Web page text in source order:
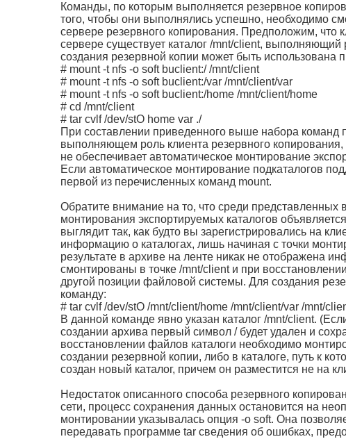
Команды, по которым выполняется резервное
того, чтобы они выполнялись успешно, необходимо
сервере резервного копирования. Предположим, что
сервере существует каталог /mnt/client,
создания резервной копии может быть использована
# mount -t nfs -о soft buclient:/ /mnt/client
# mount -t nfs -o soft buclient:/var /mnt/client/var
# mount -t nfs -o soft buclient:/home /mnt/client/home
# cd /mnt/client
# tar cvlf /dev/stO home var ./
При составлении приведенного выше набора команд
выполняющем роль клиента резервного копирования,
не обеспечивает автоматическое монтирование
Если автоматическое монтирование подкаталогов
первой из перечисленных команд mount.
Обратите внимание на то, что среди
монтирования экспортируемых каталогов
выглядит так, как будто вы зарегистрировались на
информацию о каталогах, лишь начиная с точки
результате в архиве на ленте никак не отображена
смонтированы в точке /mnt/client и при
другой позиции файловой системы. Для создания
команду:
# tar cvlf /dev/stO /mnt/client/home /mnt/client/var /mnt/
В данной команде явно указан каталог /mnt/client.
создании архива первый символ / будет удален и
восстановлении файлов каталоги необходимо
создании резервной копии, либо в каталоге, путь к
создан новый каталог, причем он разместится не на
Недостаток описанного способа резервного
сети, процесс сохранения данных остановится на
монтировании указывалась опция -о soft. Она
передавать программе tar сведения об ошибках,